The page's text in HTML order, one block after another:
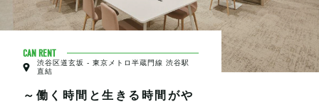
CAN RENT
渋谷区道玄坂 - 東京メトロ半蔵門線 渋谷駅
直結
～働く時間と生きる時間がや